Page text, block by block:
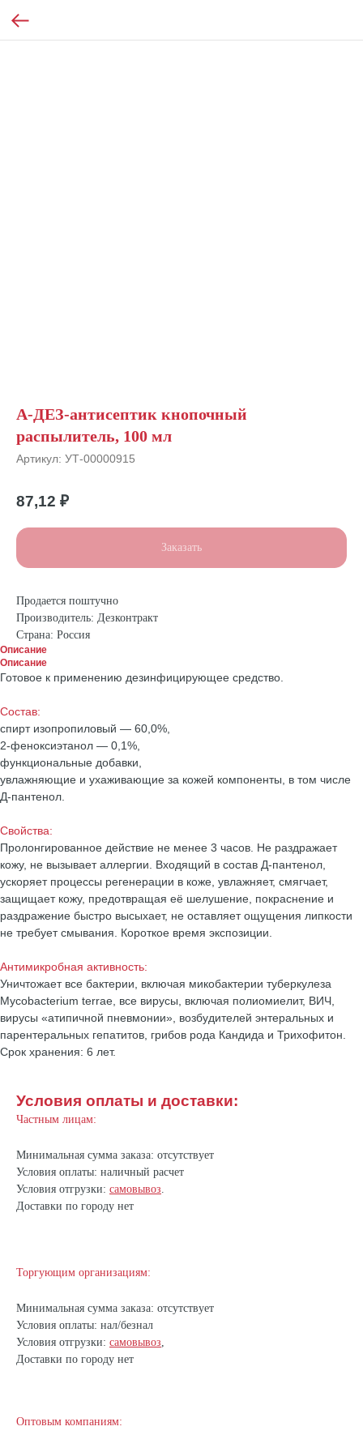
А-ДЕЗ-антисептик кнопочный
распылитель, 100 мл
Артикул: УТ-00000915
87,12 ₽
Заказать
Продается поштучно
Производитель: Дезконтракт
Страна: Россия
Описание
Описание
Готовое к применению дезинфицирующее средство.
Состав:
спирт изопропиловый — 60,0%,
2-феноксиэтанол — 0,1%,
функциональные добавки,
увлажняющие и ухаживающие за кожей компоненты, в том числе
Д-пантенол.
Свойства:
Пролонгированное действие не менее 3 часов. Не раздражает
кожу, не вызывает аллергии. Входящий в состав Д-пантенол,
ускоряет процессы регенерации в коже, увлажняет, смягчает,
защищает кожу, предотвращая её шелушение, покраснение и
раздражение быстро высыхает, не оставляет ощущения липкости
не требует смывания. Короткое время экспозиции.
Антимикробная активность:
Уничтожает все бактерии, включая микобактерии туберкулеза
Mycobacterium terrae, все вирусы, включая полиомиелит, ВИЧ,
вирусы «атипичной пневмонии», возбудителей энтеральных и
парентеральных гепатитов, грибов рода Кандида и Трихофитон.
Срок хранения: 6 лет.
Условия оплаты и доставки:
Частным лицам:
Минимальная сумма заказа: отсутствует
Условия оплаты: наличный расчет
Условия отгрузки: самовывоз.
Доставки по городу нет
Торгующим организациям:
Минимальная сумма заказа: отсутствует
Условия оплаты: нал/безнал
Условия отгрузки: самовывоз,
Доставки по городу нет
Оптовым компаниям: